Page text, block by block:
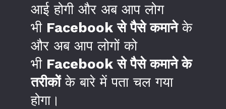
आई होगी और अब आप लोग
भी Facebook से पैसे कमानेके
और अब आप लोगों को
भी Facebook से पैसे कमाने के
तरीकोंके बारे में पता चल गया
होगा।